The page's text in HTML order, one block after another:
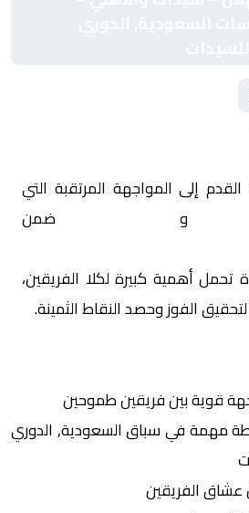
إلى المواجهة المرتقبة التي
و
ضمن
تحمل أهمية كبيرة لكلا الفريقين،
الفوز وحصد النقاط الثمينة.
قوية بين فريقين طموحين
مهمة في سباق السعودية, الدوري
عشاق الفريقين